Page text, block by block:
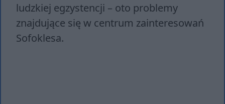
ludzkiej egzystencji – oto problemy
znajdujące się w centrum zainteresowań
Sofoklesa.